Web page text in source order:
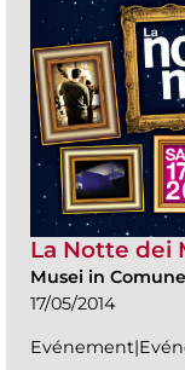
La Notte dei
Musei in Comune
17/05/2014